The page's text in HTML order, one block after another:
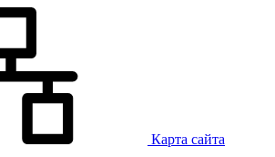
Карта сайта